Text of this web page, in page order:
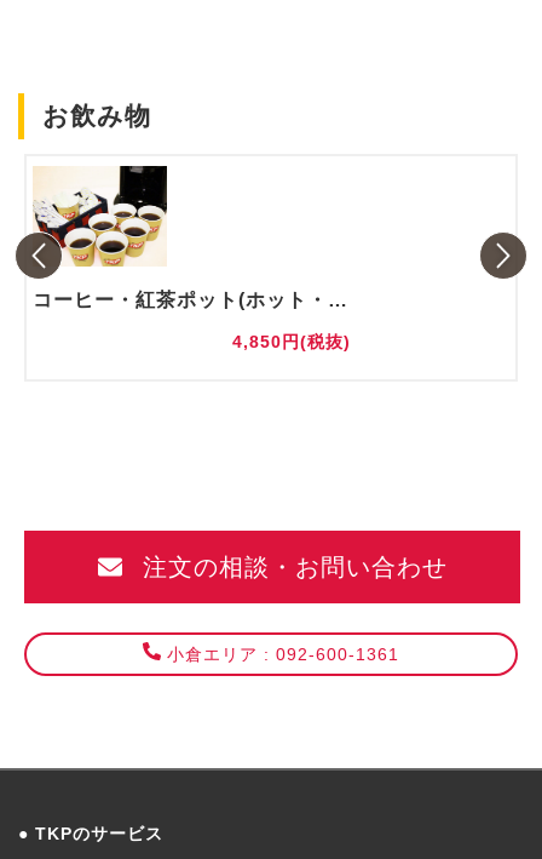
お飲み物
コーヒー・紅茶ポット(ホット・アイス)
4,850円(税抜)
注文の相談・お問い合わせ
小倉エリア : 092-600-1361
TKPのサービス